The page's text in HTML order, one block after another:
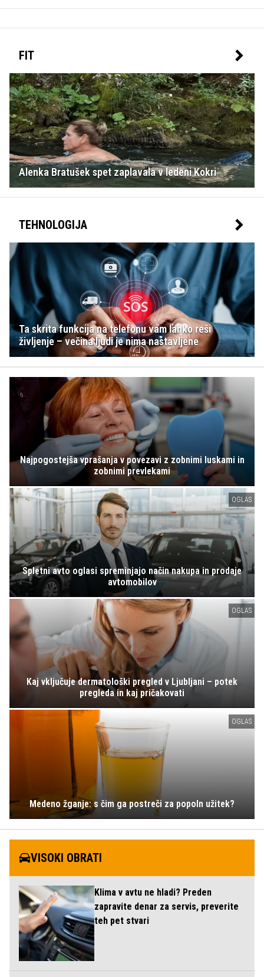
FIT
Alenka Bratušek spet zaplavala v ledeni Kokri
TEHNOLOGIJA
Ta skrita funkcija na telefonu vam lahko reši
življenje – večina ljudi je nima nastavljene
Najpogostejša vprašanja v povezavi z zobnimi luskami in
zobnimi prevlekami
OGLAS
Spletni avto oglasi spreminjajo način nakupa in prodaje
avtomobilov
OGLAS
Kaj vključuje dermatološki pregled v Ljubljani – potek
pregleda in kaj pričakovati
OGLAS
Medeno žganje: s čim ga postreči za popoln užitek?
VISOKI OBRATI
Klima v avtu ne hladi? Preden
zapravite denar za servis, preverite
teh pet stvari